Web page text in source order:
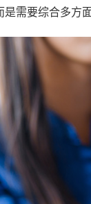
需要综合多方